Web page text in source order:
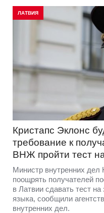
ЛАТВИЯ
Кристапс Эклонс
требование к
ВНЖ пройти тест
Министр внутренних дел
поощрять получателей
в Латвии сдавать тест на
языка, сообщили
внутренних дел.